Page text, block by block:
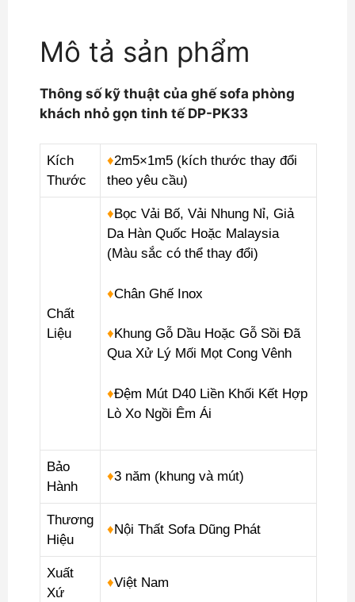
PK33
lượng
Mô tả sản phẩm
Thông số kỹ thuật của ghế sofa phòng
khách nhỏ gọn tinh tế DP-PK33
Kích
Thước
♦2m5×1m5 (kích thước thay đổi
theo yêu cầu)
Chất
Liệu
♦ Bọc Vải Bố, Vải Nhung Nỉ, Giả
Da Hàn Quốc Hoặc Malaysia
(Màu sắc có thể thay đổi)
♦Chân Ghế Inox
♦ Khung Gỗ Dầu Hoặc Gỗ Sồi Đã
Qua Xử Lý Mối Mọt Cong Vênh
♦Đệm Mút D40 Liền Khối Kết Hợp
Lò Xo Ngồi Êm Ái
Bảo
Hành
♦3 năm (khung và mút)
Thương
Hiệu
♦Nội Thất Sofa Dũng Phát
Xuất
Xứ
♦Việt Nam